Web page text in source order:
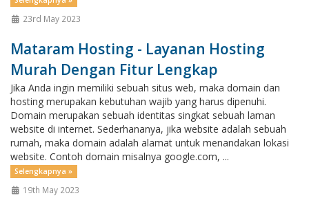
23rd May 2023
Mataram Hosting - Layanan Hosting
Murah Dengan Fitur Lengkap
Jika Anda ingin memiliki sebuah situs web, maka domain dan
hosting merupakan kebutuhan wajib yang harus dipenuhi.
Domain merupakan sebuah identitas singkat sebuah laman
website di internet. Sederhananya, jika website adalah sebuah
rumah, maka domain adalah alamat untuk menandakan lokasi
website. Contoh domain misalnya google.com, ...
Selengkapnya »
19th May 2023